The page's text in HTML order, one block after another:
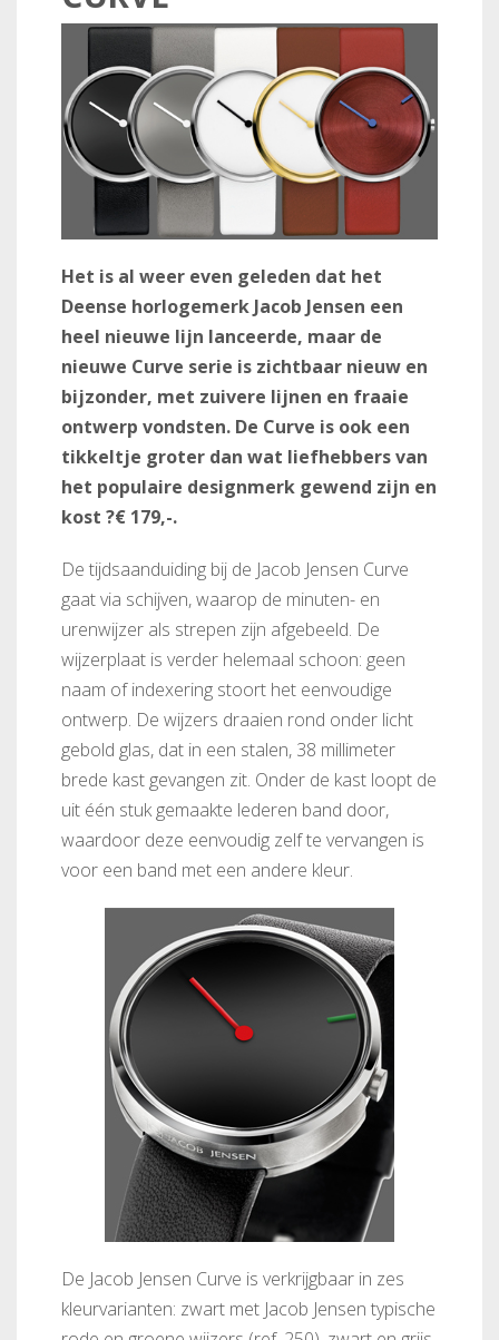
Het is al weer even geleden dat het
Deense horlogemerk Jacob Jensen een
heel nieuwe lijn lanceerde, maar de
nieuwe Curve serie is zichtbaar nieuw en
bijzonder, met zuivere lijnen en fraaie
ontwerp vondsten. De Curve is ook een
tikkeltje groter dan wat liefhebbers van
het populaire designmerk gewend zijn en
kost ?€ 179,-.
De tijdsaanduiding bij de Jacob Jensen Curve
gaat via schijven, waarop de minuten- en
urenwijzer als strepen zijn afgebeeld. De
wijzerplaat is verder helemaal schoon: geen
naam of indexering stoort het eenvoudige
ontwerp. De wijzers draaien rond onder licht
gebold glas, dat in een stalen, 38 millimeter
brede kast gevangen zit. Onder de kast loopt de
uit één stuk gemaakte lederen band door,
waardoor deze eenvoudig zelf te vervangen is
voor een band met een andere kleur.
De Jacob Jensen Curve is verkrijgbaar in zes
kleurvarianten: zwart met Jacob Jensen typische